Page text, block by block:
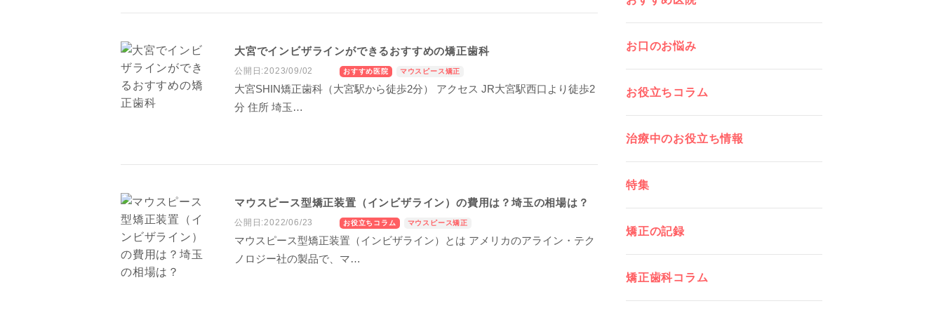
大宮でインビザラインができるおすすめの矯正歯科
公開日:2023/09/02 おすすめ医院 マウスピース矯正
大宮SHIN矯正歯科（大宮駅から徒歩2分） アクセス JR大宮駅西口より徒歩2
分 住所 埼玉…
マウスピース型矯正装置（インビザライン）の費用は？埼玉の相場は？
公開日:2022/06/23 お役立ちコラム マウスピース矯正
マウスピース型矯正装置（インビザライン）とは アメリカのアライン・テク
ノロジー社の製品で、マ…
お口のお悩み
お役立ちコラム
治療中のお役立ち情報
特集
矯正の記録
矯正歯科コラム